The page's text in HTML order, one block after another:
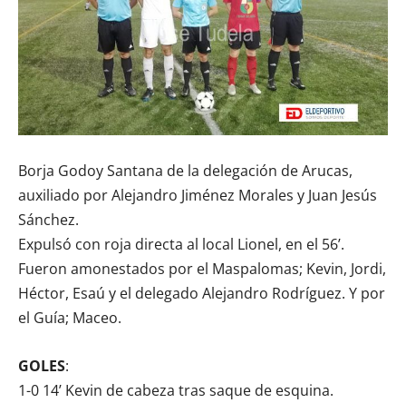
Borja Godoy Santana de la delegación de Arucas,
auxiliado por Alejandro Jiménez Morales y Juan Jesús
Sánchez.
Expulsó con roja directa al local Lionel, en el 56’.
Fueron amonestados por el Maspalomas; Kevin, Jordi,
Héctor, Esaú y el delegado Alejandro Rodríguez. Y por
el Guía; Maceo.
GOLES:
1-0 14’ Kevin de cabeza tras saque de esquina.